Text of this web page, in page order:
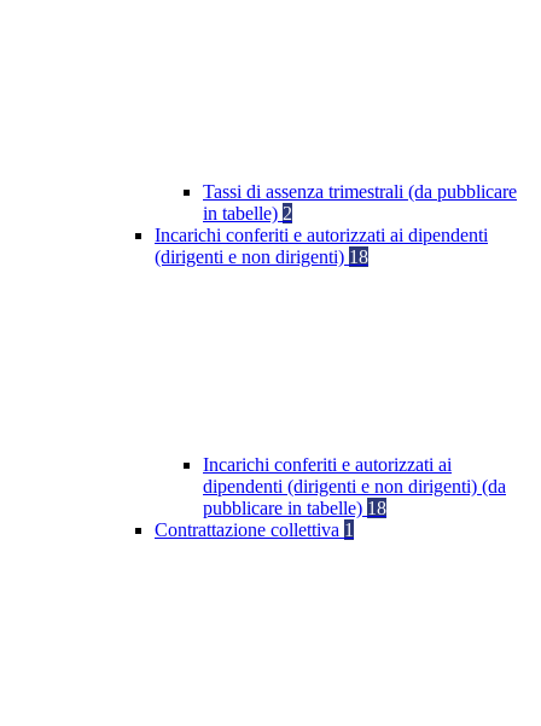
Tassi di assenza trimestrali (da pubblicare
in tabelle) 2
Incarichi conferiti e autorizzati ai dipendenti
(dirigenti e non dirigenti) 18
Incarichi conferiti e autorizzati ai
dipendenti (dirigenti e non dirigenti) (da
pubblicare in tabelle) 18
Contrattazione collettiva 1